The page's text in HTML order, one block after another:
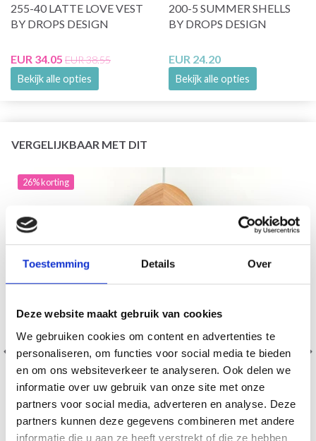
Toestemming Details Over
Deze website maakt gebruik van cookies
We gebruiken cookies om content en advertenties te
personaliseren, om functies voor social media te bieden
en om ons websiteverkeer te analyseren. Ook delen we
informatie over uw gebruik van onze site met onze
partners voor social media, adverteren en analyse. Deze
partners kunnen deze gegevens combineren met andere
informatie die u aan ze heeft verstrekt of die ze hebben
255-40 LATTE LOVE VEST
BY DROPS DESIGN
EUR 34.05 EUR 38.55
Bekijk alle opties
200-5 SUMMER SHELLS
BY DROPS DESIGN
EUR 24.20
Bekijk alle opties
VERGELIJKBAAR MET DIT
26% korting